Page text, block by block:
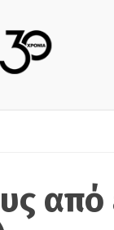
από